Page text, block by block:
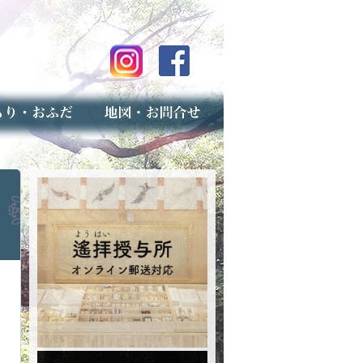
ご案内
げ（古いお守りのお取り扱い）
マップ
用フォーム（事前受付）